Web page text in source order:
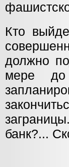
Кто
должно
мере до
банк?...